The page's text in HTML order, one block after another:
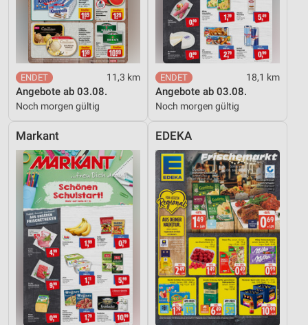
11,3 km
Angebote ab 03.08.
Noch morgen gültig
18,1 km
Angebote ab 03.08.
Noch morgen gültig
Markant EDEKA
Funktional
Werbung